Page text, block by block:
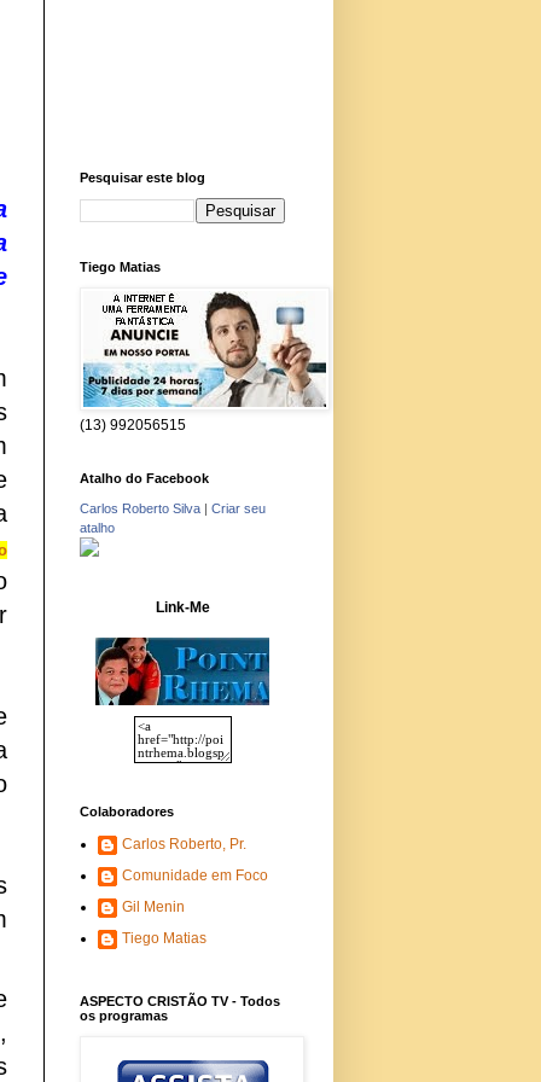
Pesquisar este blog
Tiego Matias
(13) 992056515
Atalho do Facebook
Carlos Roberto Silva | Criar seu
atalho
Link-Me
Colaboradores
Carlos Roberto, Pr.
Comunidade em Foco
Gil Menin
Tiego Matias
ASPECTO CRISTÃO TV - Todos
os programas